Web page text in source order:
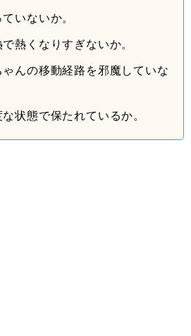
いないか。
熱くなりすぎないか。
んの移動経路を邪魔していな
状態で保たれているか。